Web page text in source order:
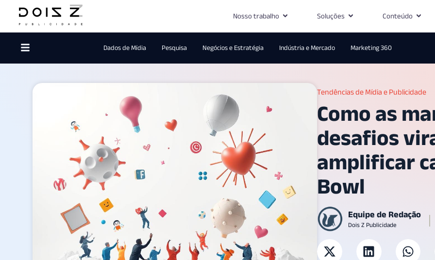
Nosso trabalho Soluções Conteúdo
Dados de Mídia Pesquisa Negócios e Estratégia Indústria e Mercado Marketing 360
Tendências de Mídia e Publicidade
Como as
desafios
amplificar
Bowl
Equipe de Redação
Dois Z Publicidade